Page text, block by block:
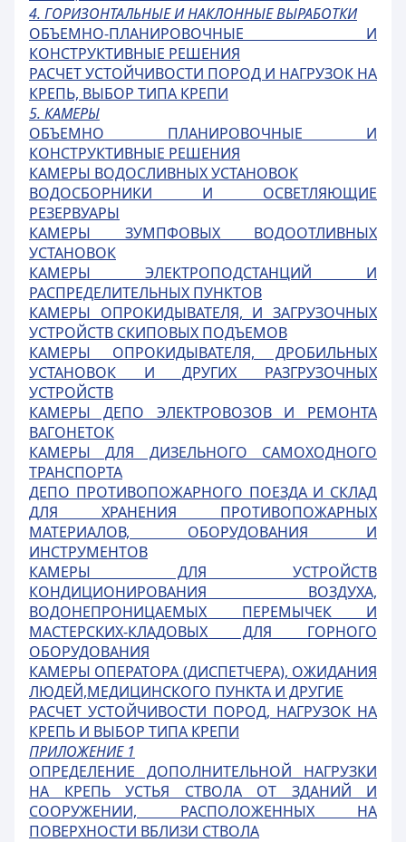
4. ГОРИЗОНТАЛЬНЫЕ И НАКЛОННЫЕ ВЫРАБОТКИ
ОБЪЕМНО-ПЛАНИРОВОЧНЫЕ И
КОНСТРУКТИВНЫЕ РЕШЕНИЯ
РАСЧЕТ УСТОЙЧИВОСТИ ПОРОД И НАГРУЗОК НА
КРЕПЬ, ВЫБОР ТИПА КРЕПИ
5. КАМЕРЫ
ОБЪЕМНО ПЛАНИРОВОЧНЫЕ И
КОНСТРУКТИВНЫЕ РЕШЕНИЯ
КАМЕРЫ ВОДОСЛИВНЫХ УСТАНОВОК
ВОДОСБОРНИКИ И ОСВЕТЛЯЮЩИЕ
РЕЗЕРВУАРЫ
КАМЕРЫ ЗУМПФОВЫХ ВОДООТЛИВНЫХ
УСТАНОВОК
КАМЕРЫ ЭЛЕКТРОПОДСТАНЦИЙ И
РАСПРЕДЕЛИТЕЛЬНЫХ ПУНКТОВ
КАМЕРЫ ОПРОКИДЫВАТЕЛЯ, И ЗАГРУЗОЧНЫХ
УСТРОЙСТВ СКИПОВЫХ ПОДЪЕМОВ
КАМЕРЫ ОПРОКИДЫВАТЕЛЯ, ДРОБИЛЬНЫХ
УСТАНОВОК И ДРУГИХ РАЗГРУЗОЧНЫХ
УСТРОЙСТВ
КАМЕРЫ ДЕПО ЭЛЕКТРОВОЗОВ И РЕМОНТА
ВАГОНЕТОК
КАМЕРЫ ДЛЯ ДИЗЕЛЬНОГО САМОХОДНОГО
ТРАНСПОРТА
ДЕПО ПРОТИВОПОЖАРНОГО ПОЕЗДА И СКЛАД
ДЛЯ ХРАНЕНИЯ ПРОТИВОПОЖАРНЫХ
МАТЕРИАЛОВ, ОБОРУДОВАНИЯ И
ИНСТРУМЕНТОВ
КАМЕРЫ ДЛЯ УСТРОЙСТВ
КОНДИЦИОНИРОВАНИЯ ВОЗДУХА,
ВОДОНЕПРОНИЦАЕМЫХ ПЕРЕМЫЧЕК И
МАСТЕРСКИХ-КЛАДОВЫХ ДЛЯ ГОРНОГО
ОБОРУДОВАНИЯ
КАМЕРЫ ОПЕРАТОРА (ДИСПЕТЧЕРА), ОЖИДАНИЯ
ЛЮДЕЙ,МЕДИЦИНСКОГО ПУНКТА И ДРУГИЕ
РАСЧЕТ УСТОЙЧИВОСТИ ПОРОД, НАГРУЗОК НА
КРЕПЬ И ВЫБОР ТИПА КРЕПИ
ПРИЛОЖЕНИЕ 1
ОПРЕДЕЛЕНИЕ ДОПОЛНИТЕЛЬНОЙ НАГРУЗКИ
НА КРЕПЬ УСТЬЯ СТВОЛА ОТ ЗДАНИЙ И
СООРУЖЕНИИ, РАСПОЛОЖЕННЫХ НА
ПОВЕРХНОСТИ ВБЛИЗИ СТВОЛА